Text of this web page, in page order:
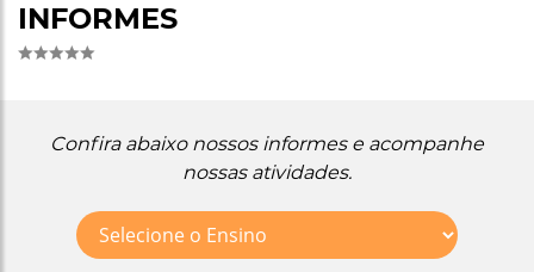
INFORMES
Confira abaixo nossos informes e acompanhe
nossas atividades.